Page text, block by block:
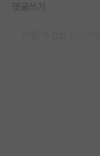
댓글쓰기